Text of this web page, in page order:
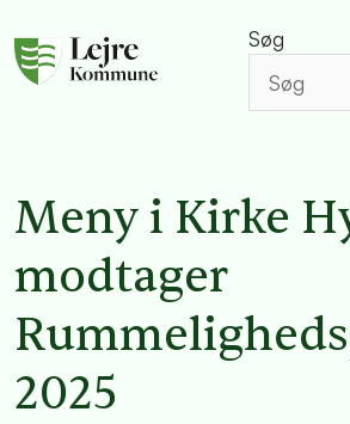
Søg
Meny i Kirke
modtager
2025